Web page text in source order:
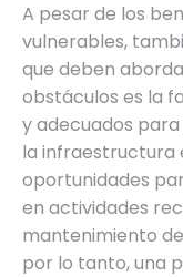
A pesar de los
vulnerables,
que deben
obstáculos es la
y adecuados
la infraestructura
oportunidades
en actividades
mantenimiento
por lo tanto, una